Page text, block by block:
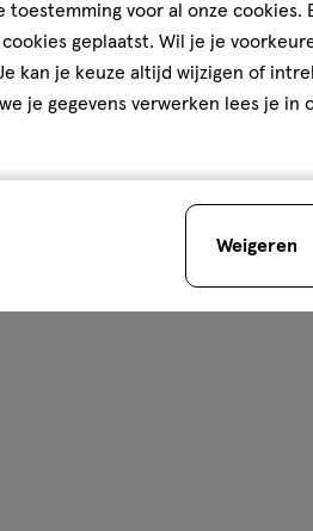
voor al onze cookies.
geplaatst. Wil je je
kan je keuze altijd wijzigen of
je gegevens verwerken lees je in
Weigeren